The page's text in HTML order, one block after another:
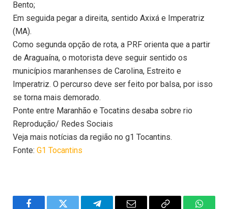
Bento;
Em seguida pegar a direita, sentido Axixá e Imperatriz
(MA).
Como segunda opção de rota, a PRF orienta que a partir
de Araguaína, o motorista deve seguir sentido os
municípios maranhenses de Carolina, Estreito e
Imperatriz. O percurso deve ser feito por balsa, por isso
se torna mais demorado.
Ponte entre Maranhão e Tocatins desaba sobre rio
Reprodução/ Redes Sociais
Veja mais notícias da região no g1 Tocantins.
Fonte: G1 Tocantins